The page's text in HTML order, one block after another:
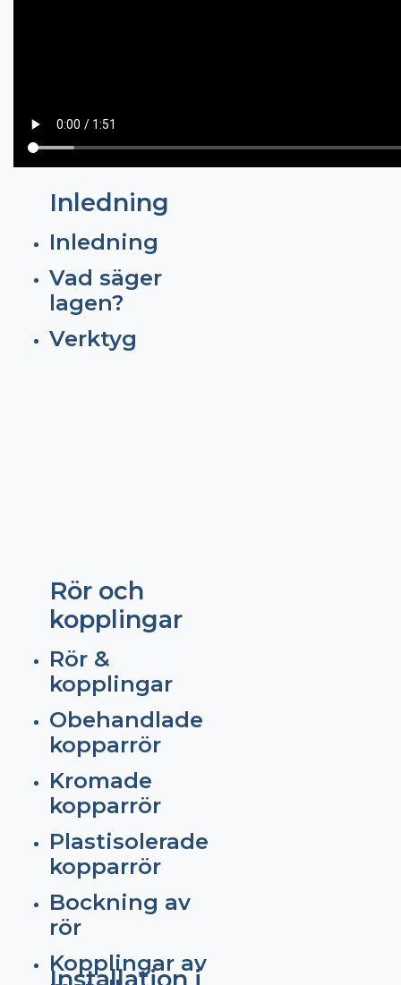
Inledning
Inledning
Vad säger
lagen?
Verktyg
Rör och
kopplingar
Rör &
kopplingar
Obehandlade
kopparrör
Kromade
kopparrör
Plastisolerade
kopparrör
Bockning av
rör
Kopplingar av